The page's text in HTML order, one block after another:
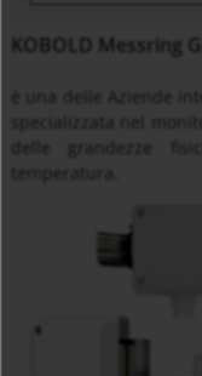
KOBOLD Messring
è una delle Aziende
specializzata nel
delle grandezze